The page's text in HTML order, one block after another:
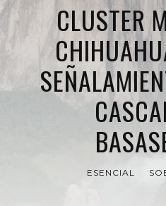
CLUSTER
ESENCIAL